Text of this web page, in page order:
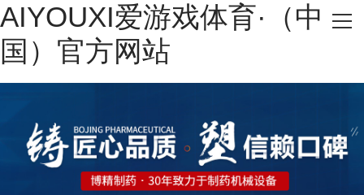
AIYOUXI爱游戏体育·（中
国）官方网站
网站AIYOUXI爱游戏体育·（中国）官方网站
热销产品
新闻资讯